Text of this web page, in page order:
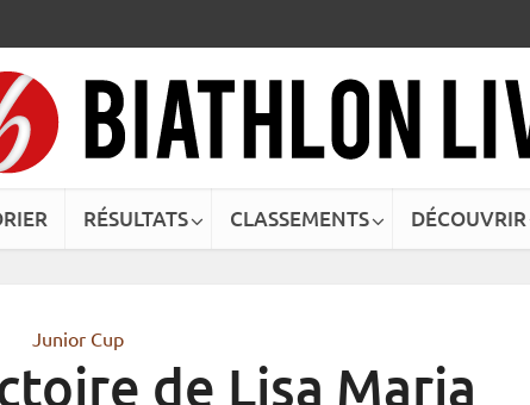
RÉSULTATS CLASSEMENTS DÉCOUVRIR
Junior Cup
de Lisa Maria